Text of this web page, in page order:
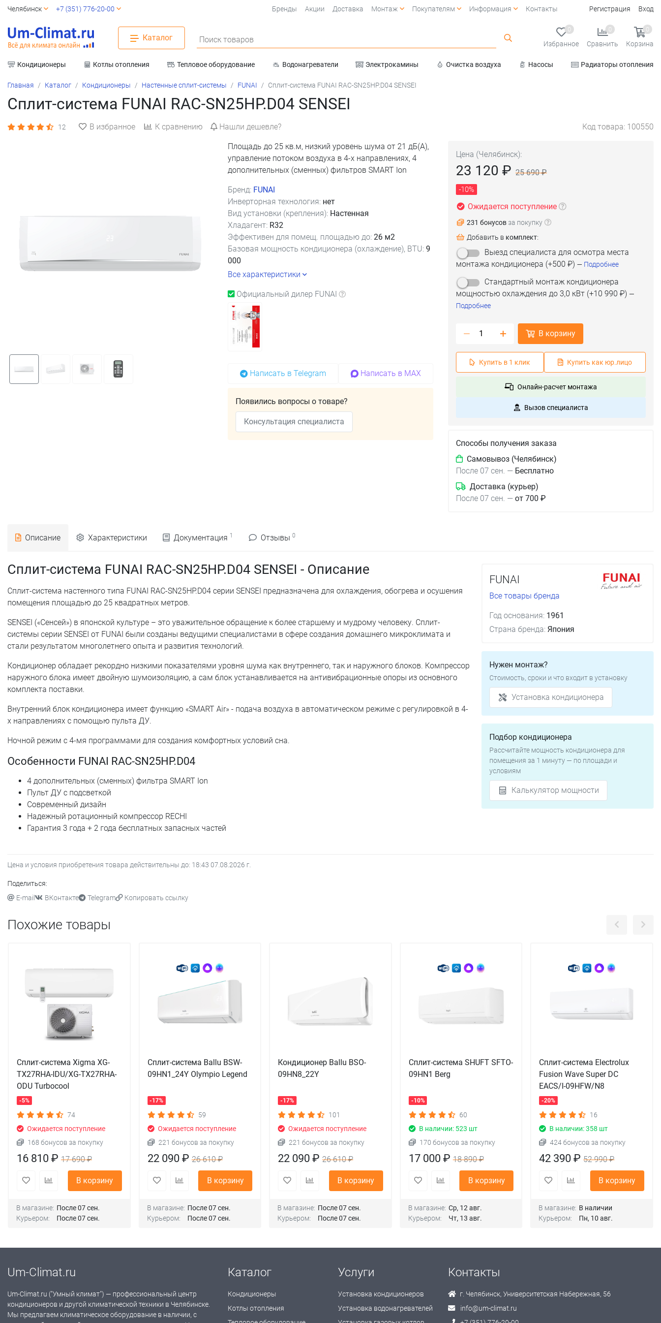
Кондиционеры Котлы отопления Тепловое оборудование Водонагреватели Электрокамины Очистка воздуха Насосы
Радиаторы отопления
Каталог Поиск товаров
0
Избранное
0
Сравнить
0
Корзина
Челябинск +7 (351) 776-20-00 Бренды Акции Доставка Монтаж Покупателям Информация Контакты Регистрация Вход
Главная Каталог Кондиционеры Настенные сплит-системы FUNAI Сплит-система FUNAI RAC-SN25HP.D04 SENSEI
Сплит-система FUNAI RAC-SN25HP.D04 SENSEI
12 Код товара: 100550
В избранное К сравнению Нашли дешевле?
Цена (Челябинск):
23 120 ₽ 25 690 ₽
-10%
Ожидается поступление
231 бонусов за покупку
Добавить в комплект:
Выезд специалиста для осмотра места
монтажа кондиционера (+500 ₽) — Подробнее
Стандартный монтаж кондиционера
мощностью охлаждения до 3,0 кВт (+10 990 ₽) —
Подробнее
В корзину
Купить в 1 клик Купить как юр.лицо
Онлайн-расчет монтажа
Вызов специалиста
Способы получения заказа
Самовывоз (Челябинск)
После 07 сен. — Бесплатно
Доставка (курьер)
После 07 сен. — от 700 ₽
Площадь до 25 кв.м, низкий уровень шума от 21 дБ(А),
управление потоком воздуха в 4-х направлениях, 4
дополнительных (сменных) фильтров SMART Ion
Бренд: FUNAI
Инверторная технология: нет
Вид установки (крепления): Настенная
Хладагент: R32
Эффективен для помещ. площадью до: 26 м2
Базовая мощность кондиционера (охлаждение), BTU: 9
000
Все характеристики
Официальный дилер FUNAI
Написать в Telegram Написать в MAX
Появились вопросы о товаре?
Консультация специалиста
Описание Характеристики Документация 1 Отзывы 0
Сплит-система FUNAI RAC-SN25HP.D04 SENSEI - Описание
Сплит-система настенного типа FUNAI RAC-SN25HP.D04 серии SENSEI предназначена для охлаждения, обогрева и осушения
помещения площадью до 25 квадратных метров.
SENSEI («Сенсей») в японской культуре – это уважительное обращение к более старшему и мудрому человеку. Сплит-
системы серии SENSEI от FUNAI были созданы ведущими специалистами в сфере создания домашнего микроклимата и
стали результатом многолетнего опыта и развития технологий.
Кондиционер обладает рекордно низкими показателями уровня шума как внутреннего, так и наружного блоков. Компрессор
наружного блока имеет двойную шумоизоляцию, а сам блок устанавливается на антивибрационные опоры из основного
комплекта поставки.
Внутренний блок кондиционера имеет функцию «SMART Air» - подача воздуха в автоматическом режиме с регулировкой в 4-
х направлениях с помощью пульта ДУ.
Ночной режим с 4-мя программами для создания комфортных условий сна.
Особенности FUNAI RAC-SN25HP.D04
4 дополнительных (сменных) фильтра SMART Ion
Пульт ДУ с подсветкой
Современный дизайн
Надежный ротационный компрессор RECHI
Гарантия 3 года + 2 года бесплатных запасных частей
FUNAI
Все товары бренда
Год основания: 1961
Страна бренда: Япония
Нужен монтаж?
Стоимость, сроки и что входит в установку
Установка кондиционера
Подбор кондиционера
Рассчитайте мощность кондиционера для
помещения за 1 минуту — по площади и
условиям
Калькулятор мощности
Цена и условия приобретения товара действительны до: 18:43 07.08.2026 г.
Поделиться:
E-mail
ВКонтакте Telegram Копировать ссылку
Похожие товары
Сплит-система Xigma XG-
TX27RHA-IDU/XG-TX27RHA-
ODU Turbocool
-5%
74
Ожидается поступление
168 бонусов за покупку
16 810 ₽ 17 690 ₽
В корзину
В магазине: После 07 сен.
Курьером:
После 07 сен.
Сплит-система Ballu BSW-
09HN1_24Y Olympio Legend
-17%
59
Ожидается поступление
221 бонусов за покупку
22 090 ₽26 610 ₽
В корзину
В магазине: После 07 сен.
Курьером:
После 07 сен.
Кондиционер Ballu BSO-
09HN8_22Y
-17%
101
Ожидается поступление
221 бонусов за покупку
22 090 ₽26 610 ₽
В корзину
В магазине: После 07 сен.
Курьером:
После 07 сен.
Сплит-система SHUFT SFTO-
09HN1 Berg
-10%
60
В наличии: 523 шт
170 бонусов за покупку
17 000 ₽18 890 ₽
В корзину
В магазине: Ср, 12 авг.
Курьером:
Чт, 13 авг.
Сплит-система Electrolux
Fusion Wave Super DC
EACS/I-09HFW/N8
-20%
16
В наличии: 358 шт
424 бонусов за покупку
42 390 ₽52 990 ₽
В корзину
В магазине: В наличии
Курьером:
Пн, 10 авг.
Um-Climat.ru
Um-Climat.ru ("Умный климат") — профессиональный центр
кондиционеров и другой климатической техники в Челябинске.
Мы предлагаем климатическое оборудование в наличии, с
Каталог
Кондиционеры
Котлы отопления
Услуги
Установка кондиционеров
Установка водонагревателей
Контакты
г. Челябинск, Университетская Набережная, 56
info@um-climat.ru